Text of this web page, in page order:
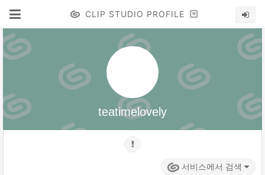
CLIP STUDIO PROFILE
teatimelovely
서비스에서 검색